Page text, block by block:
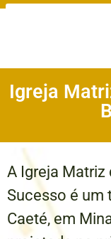
Igreja
A Igreja Matriz
Sucesso é
Caeté, em